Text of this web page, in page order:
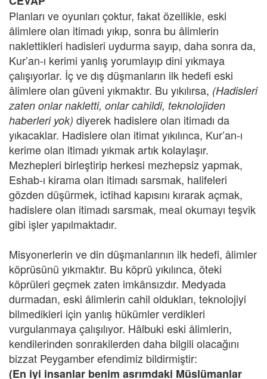
Planları ve oyunları çoktur, fakat özellikle, eski
âlimlere olan itimadı yıkıp, sonra bu âlimlerin
naklettikleri hadisleri uydurma sayıp, daha sonra da,
Kur’an-ı kerimi yanlış yorumlayıp dini yıkmaya
çalışıyorlar. İç ve dış düşmanların ilk hedefi eski
âlimlere olan güveni yıkmaktır. Bu yıkılırsa, (Hadisleri
zaten onlar nakletti, onlar cahildi, teknolojiden
haberleri yok) diyerek hadislere olan itimadı da
yıkacaklar. Hadislere olan itimat yıkılınca, Kur’an-ı
kerime olan itimadı yıkmak artık kolaylaşır.
Mezhepleri birleştirip herkesi mezhepsiz yapmak,
Eshab-ı kirama olan itimadı sarsmak, halifeleri
gözden düşürmek, ictihad kapısını kırarak açmak,
hadislere olan itimadı sarsmak, meal okumayı teşvik
gibi işler yapılmaktadır.
Misyonerlerin ve din düşmanlarının ilk hedefi, âlimler
köprüsünü yıkmaktır. Bu köprü yıkılınca, öteki
köprüleri geçmek zaten imkânsızdır. Medyada
durmadan, eski âlimlerin cahil oldukları, teknolojiyi
bilmedikleri için yanlış hükümler verdikleri
vurgulanmaya çalışılıyor. Hâlbuki eski âlimlerin,
kendilerinden sonrakilerden daha bilgili olacağını
bizzat Peygamber efendimiz bildirmiştir:
(En iyi insanlar benim asrımdaki Müslümanlar